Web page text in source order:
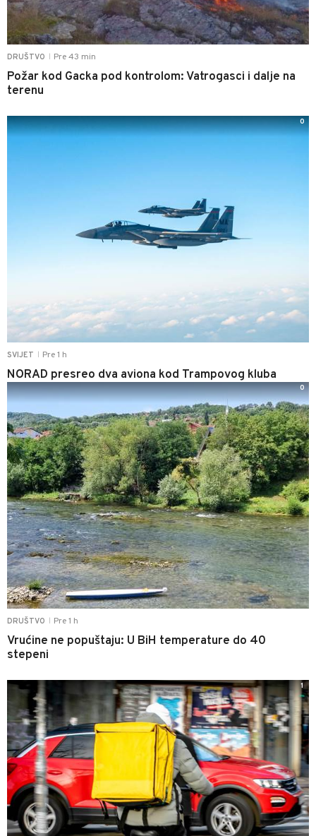
DRUŠTVO Pre 43 min
Požar kod Gacka pod kontrolom: Vatrogasci i dalje na
terenu
SVIJET Pre 1 h
NORAD presreo dva aviona kod Trampovog kluba
0
DRUŠTVO Pre 1 h
Vrućine ne popuštaju: U BiH temperature do 40
stepeni
0
1